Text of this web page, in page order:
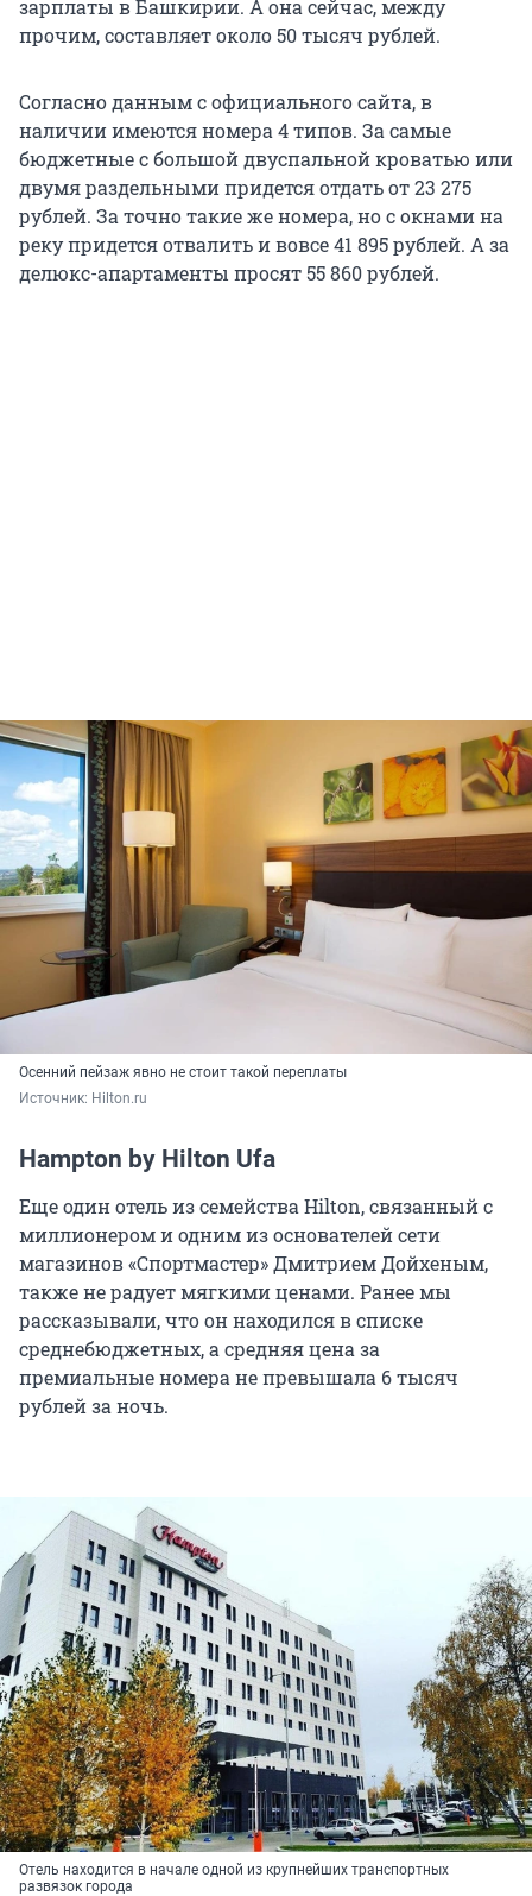
зарплаты в Башкирии. А она сейчас, между
прочим, составляет около 50 тысяч рублей.
Согласно данным с официального сайта, в
наличии имеются номера 4 типов. За самые
бюджетные с большой двуспальной кроватью или
двумя раздельными придется отдать от 23 275
рублей. За точно такие же номера, но с окнами на
реку придется отвалить и вовсе 41 895 рублей. А за
делюкс-апартаменты просят 55 860 рублей.
Осенний пейзаж явно не стоит такой переплаты
Источник: Hilton.ru
Hampton by Hilton Ufa
Еще один отель из семейства Hilton, связанный с
миллионером и одним из основателей сети
магазинов «Спортмастер» Дмитрием Дойхеным,
также не радует мягкими ценами. Ранее мы
рассказывали, что он находился в списке
среднебюджетных, а средняя цена за
премиальные номера не превышала 6 тысяч
рублей за ночь.
Отель находится в начале одной из крупнейших транспортных
развязок города